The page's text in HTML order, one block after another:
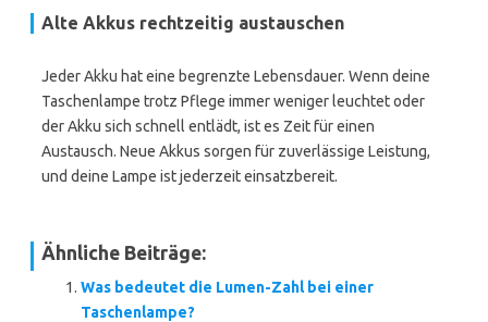
Alte Akkus rechtzeitig austauschen
Jeder Akku hat eine begrenzte Lebensdauer. Wenn deine
Taschenlampe trotz Pflege immer weniger leuchtet oder
der Akku sich schnell entlädt, ist es Zeit für einen
Austausch. Neue Akkus sorgen für zuverlässige Leistung,
und deine Lampe ist jederzeit einsatzbereit.
Ähnliche Beiträge:
Was bedeutet die Lumen-Zahl bei einer
Taschenlampe?